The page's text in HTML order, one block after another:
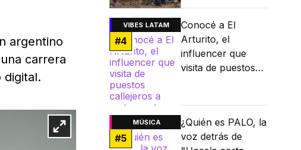
argentino
carrera
digital.
VIBES LATAM
#4
Conocé a El
Arturito, el
influencer que
visita de puestos
MÚSICA
#5
¿Quién es PALO, la
voz detrás de